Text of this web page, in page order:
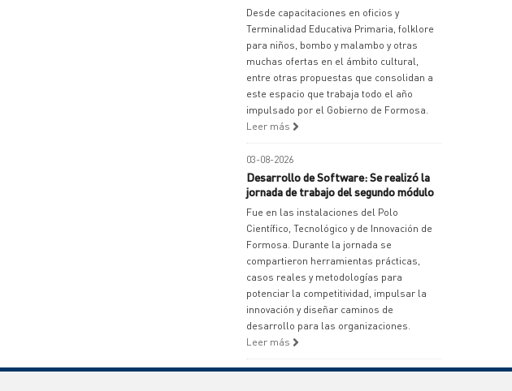
Desde capacitaciones en oficios y
Terminalidad Educativa Primaria, folklore
para niños, bombo y malambo y otras
muchas ofertas en el ámbito cultural,
entre otras propuestas que consolidan a
este espacio que trabaja todo el año
impulsado por el Gobierno de Formosa.
Leer más
03-08-2026
Desarrollo de Software: Se realizó la
jornada de trabajo del segundo módulo
Fue en las instalaciones del Polo
Científico, Tecnológico y de Innovación de
Formosa. Durante la jornada se
compartieron herramientas prácticas,
casos reales y metodologías para
potenciar la competitividad, impulsar la
innovación y diseñar caminos de
desarrollo para las organizaciones.
Leer más